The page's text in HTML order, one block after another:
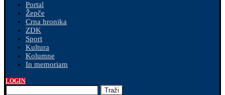
Portal
Žepče
Crna hronika
ZDK
Sport
Kultura
Kolumne
In memoriam
LOGIN
Traži